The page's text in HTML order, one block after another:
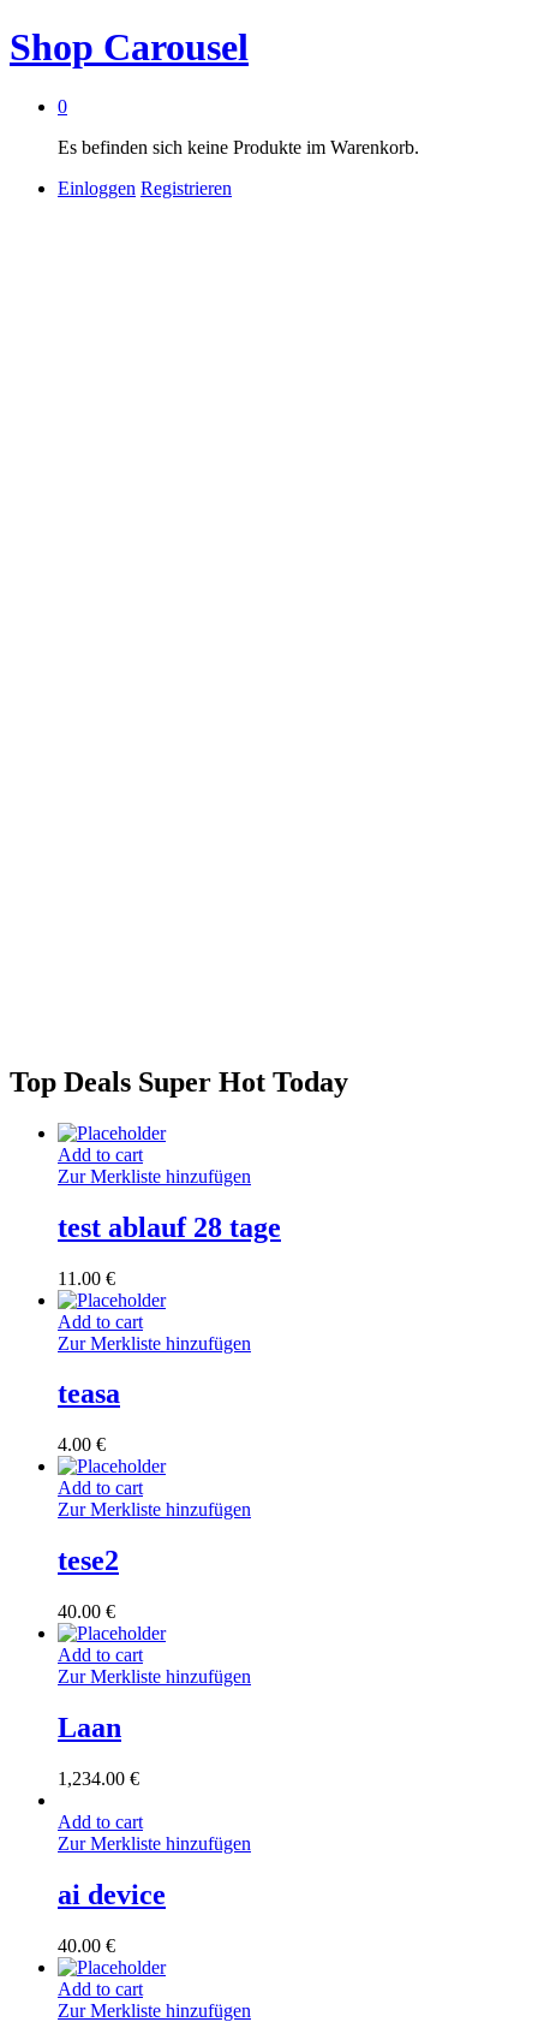
Shop Carousel
0
Es befinden sich keine Produkte im Warenkorb.
Einloggen Registrieren
Top Deals Super Hot Today
Add to cart
Zur Merkliste hinzufügen
test ablauf 28 tage
11.00 €
Add to cart
Zur Merkliste hinzufügen
teasa
4.00 €
Add to cart
Zur Merkliste hinzufügen
tese2
40.00 €
Add to cart
Zur Merkliste hinzufügen
Laan
1,234.00 €
Add to cart
Zur Merkliste hinzufügen
ai device
40.00 €
Add to cart
Zur Merkliste hinzufügen